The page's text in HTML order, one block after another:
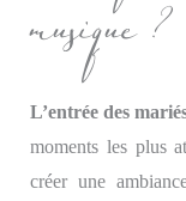
musique ?
L’entrée des
moments les plus
créer une